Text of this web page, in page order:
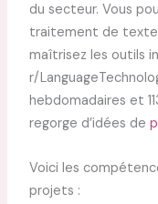
du secteur. Vous
traitement de
maîtrisez les outils
r/
hebdomadaires et
regorge d’idées de
Voici les
projets :